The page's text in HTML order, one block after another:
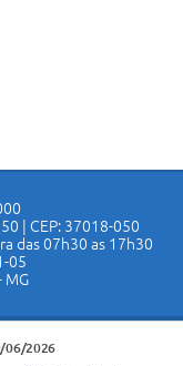
| CEP: 37018-050
das 07h30 as 17h30
05
MG
06/2026